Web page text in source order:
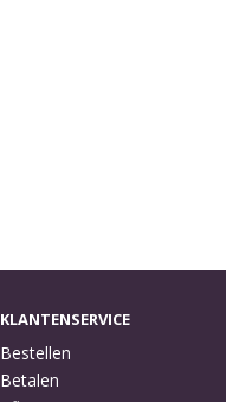
KLANTENSERVICE
Bestellen
Betalen